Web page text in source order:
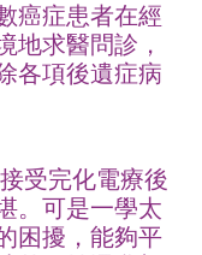
癌症患者在經
地求醫問診，
各項後遺症病
受完化電療後
。可是一學太
困擾，能夠平